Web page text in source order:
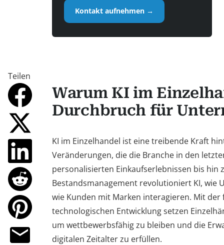
Kontakt aufnehmen →
Teilen
Warum KI im
Durchbruch für
KI im Einzelhandel ist eine treibende Kraft
Veränderungen, die die Branche in den
personalisierten Einkaufserlebnissen bis hin
Bestandsmanagement revolutioniert KI, wie
wie Kunden mit Marken interagieren. Mit
technologischen Entwicklung setzen
um wettbewerbsfähig zu bleiben und die
digitalen Zeitalter zu erfüllen.